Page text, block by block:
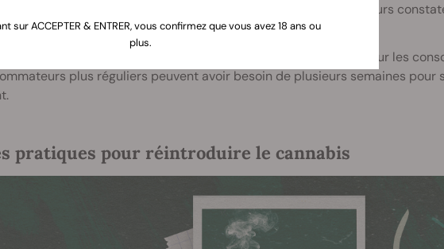
plus perceptible. C’est pourquoi de nombreux consommateurs
des effets plus forts après une pause.
de votre tolérance peut prendre seulement 48–72 heures pour les
plus réguliers peuvent avoir besoin de plusieurs semaines pour
pratiques pour réintroduire le cannabis
sur ACCEPTER & ENTRER, vous confirmez que vous avez 18 ans ou
plus.